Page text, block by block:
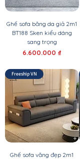
Ghế sofa băng da giả 2m1
BT188 Sken kiểu dáng
sang trọng
Giá
6.600.000 ₫
Freeship VN
Ghế sofa văng đẹp 2m1